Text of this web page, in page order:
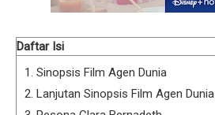
Daftar Isi
Sinopsis Film Agen Dunia
Lanjutan Sinopsis Film Agen Dunia